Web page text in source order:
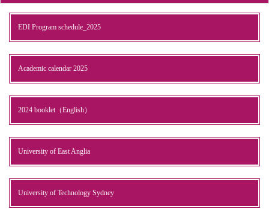
EDI Program schedule_2025
Academic calendar 2025
2024 booklet（English）
University of East Anglia
University of Technology Sydney